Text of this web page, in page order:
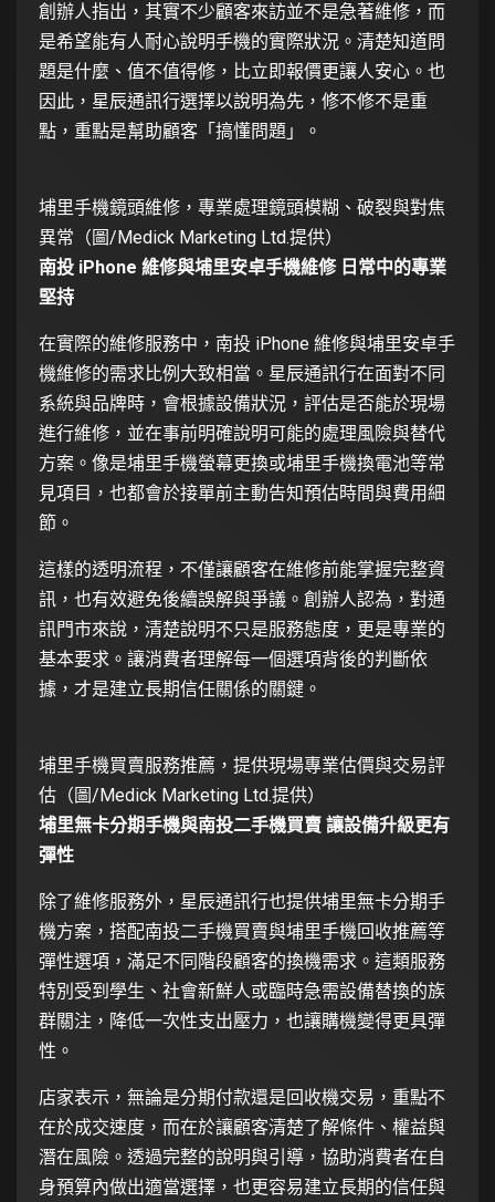
創辦人指出，其實不少顧客來訪並不是急著維修，而
是希望能有人耐心說明手機的實際狀況。清楚知道問
題是什麼、值不值得修，比立即報價更讓人安心。也
因此，星辰通訊行選擇以說明為先，修不修不是重
點，重點是幫助顧客「搞懂問題」。
埔里手機鏡頭維修，專業處理鏡頭模糊、破裂與對焦
異常（圖/Medick Marketing Ltd.提供）
南投 iPhone 維修與埔里安卓手機維修 日常中的專業
堅持
在實際的維修服務中，南投 iPhone 維修與埔里安卓手
機維修的需求比例大致相當。星辰通訊行在面對不同
系統與品牌時，會根據設備狀況，評估是否能於現場
進行維修，並在事前明確說明可能的處理風險與替代
方案。像是埔里手機螢幕更換或埔里手機換電池等常
見項目，也都會於接單前主動告知預估時間與費用細
節。
這樣的透明流程，不僅讓顧客在維修前能掌握完整資
訊，也有效避免後續誤解與爭議。創辦人認為，對通
訊門市來說，清楚說明不只是服務態度，更是專業的
基本要求。讓消費者理解每一個選項背後的判斷依
據，才是建立長期信任關係的關鍵。
埔里手機買賣服務推薦，提供現場專業估價與交易評
估（圖/Medick Marketing Ltd.提供）
埔里無卡分期手機與南投二手機買賣 讓設備升級更有
彈性
除了維修服務外，星辰通訊行也提供埔里無卡分期手
機方案，搭配南投二手機買賣與埔里手機回收推薦等
彈性選項，滿足不同階段顧客的換機需求。這類服務
特別受到學生、社會新鮮人或臨時急需設備替換的族
群關注，降低一次性支出壓力，也讓購機變得更具彈
性。
店家表示，無論是分期付款還是回收機交易，重點不
在於成交速度，而在於讓顧客清楚了解條件、權益與
潛在風險。透過完整的說明與引導，協助消費者在自
身預算內做出適當選擇，也更容易建立長期的信任與